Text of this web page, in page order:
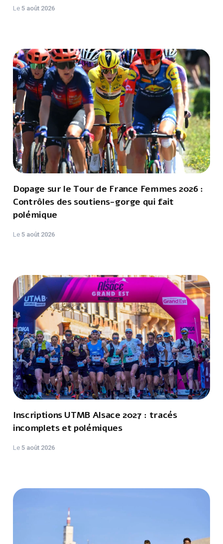
Le5 août 2026
Dopage sur le Tour de France Femmes 2026 :
Contrôles des soutiens-gorge qui fait
polémique
Le5 août 2026
Inscriptions UTMB Alsace 2027 : tracés
incomplets et polémiques
Le5 août 2026